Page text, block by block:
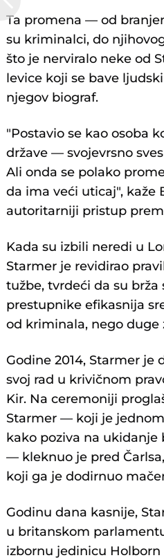
Ta promena — od
su kriminalci, do
što je nerviralo neke od
levice koji se bave
njegov biograf.
"Postavio se kao osoba
države — svojevrsno
Ali onda se polako
da ima veći uticaj", kaže
autoritarniji pristup
Kada su izbili neredi u
Starmer je revidirao
tužbe, tvrdeći da su brža
prestupnike efikasnija
od kriminala, nego duge
Godine 2014, Starmer je
svoj rad u krivičnom
Kir. Na ceremoniji
Starmer — koji je
kako poziva na
— kleknuo je pred
koji ga je dodirnuo
Godinu dana kasnije,
u britanskom
izbornu jedinicu Holborn